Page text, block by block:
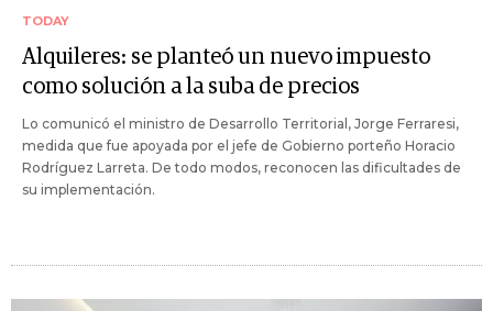
TODAY
Alquileres: se planteó un nuevo impuesto
como solución a la suba de precios
Lo comunicó el ministro de Desarrollo Territorial, Jorge Ferraresi,
medida que fue apoyada por el jefe de Gobierno porteño Horacio
Rodríguez Larreta. De todo modos, reconocen las dificultades de
su implementación.